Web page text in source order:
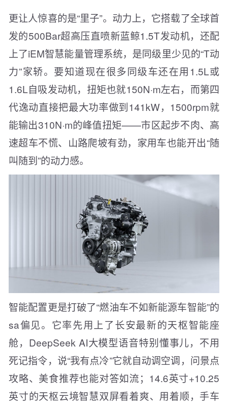
更让人惊喜的是“里子”。动力上，它搭载了全球首
发的500Bar超高压直喷新蓝鲸1.5T发动机，还配
上了iEM智慧能量管理系统，是同级里少见的“T动
力”家轿。要知道现在很多同级车还在用1.5L或
1.6L自吸发动机，扭矩也就150N·m左右，而第四
代逸动直接把最大功率做到141kW，1500rpm就
能输出310N·m的峰值扭矩——市区起步不肉、高
速超车不慌、山路爬坡有劲，家用车也能开出“随
叫随到”的动力感。
智能配置更是打破了“燃油车不如新能源车智能”的
sa偏见。它率先用上了长安最新的天枢智能座
舱，DeepSeek AI大模型语音特别懂事儿，不用
死记指令，说“我有点冷”它就自动调空调，问景点
攻略、美食推荐也能对答如流；14.6英寸+10.25
英寸的天枢云境智慧双屏看着爽、用着顺，手车